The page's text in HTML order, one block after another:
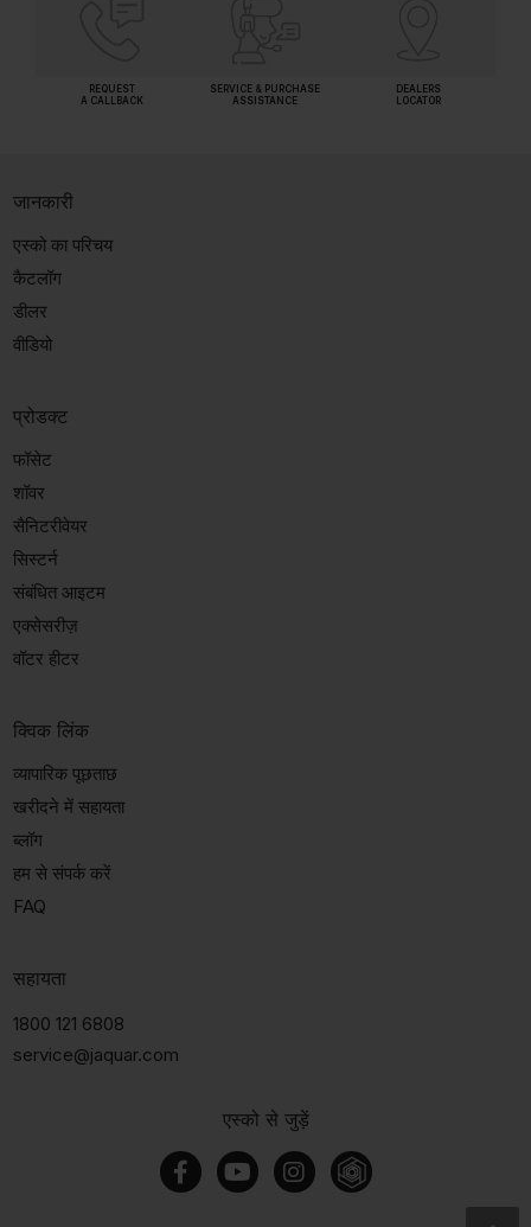
REQUEST
A CALLBACK
SERVICE & PURCHASE
ASSISTANCE
DEALERS
LOCATOR
एस्को से जुड़ें
जानकारी
एस्को का परिचय
कैटलॉग
डीलर
वीडियो
प्रोडक्ट
फॉसेट
शॉवर
सैनिटरीवेयर
सिस्टर्न
संबंधित आइटम
एक्सेसरीज़
वॉटर हीटर
क्विक लिंक
व्यापारिक पूछताछ
खरीदने में सहायता
ब्लॉग
हम से संपर्क करें
FAQ
सहायता
1800 121 6808
service@jaquar.com